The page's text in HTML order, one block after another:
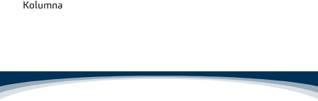
Kolumna